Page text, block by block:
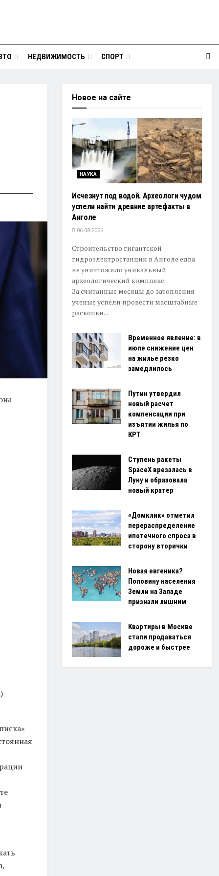
НЕДВИЖИМОСТЬ СПОРТ
Новое на сайте
НАУКА
Исчезнут под водой. Археологи чудом
успели найти древние артефакты в
Анголе
06.08.2026
Строительство гигантской
гидроэлектростанции в Анголе едва
не уничтожило уникальный
археологический комплекс.
За считанные месяцы до затопления
ученые успели провести масштабные
раскопки...
Временное явление: в
июле снижение цен
на жилье резко
замедлилось
Путин утвердил
новый расчет
компенсации при
изъятии жилья по
КРТ
Ступень ракеты
SpaceX врезалась в
Луну и образовала
новый кратер
«Домклик» отметил
перераспределение
ипотечного спроса в
сторону вторички
Новая евгеника?
Половину населения
Земли на Западе
признали лишним
Квартиры в Москве
стали продаваться
дороже и быстрее